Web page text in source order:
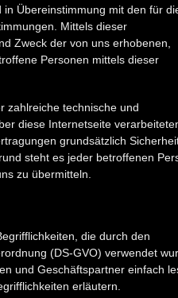
Übereinstimmung mit den für
Mittels dieser
Zweck der von uns erhobenen,
Personen mittels dieser
zahlreiche technische und
diese Internetseite
grundsätzlich
steht es jeder betroffenen
zu übermitteln.
die durch den
(DS-GVO) verwendet
und Geschäftspartner einfach
erläutern.